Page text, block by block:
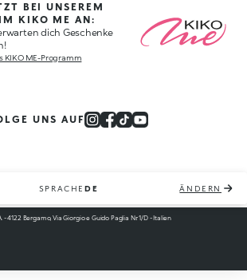
BEI UNSEREM
KIKO ME AN:
dich Geschenke
KIKO ME-Programm
UNS AUF
SPRACHE DE ÄNDERN
- 4122 Bergamo, Via Giorgio e Guido Paglia Nr. 1/D - Italien